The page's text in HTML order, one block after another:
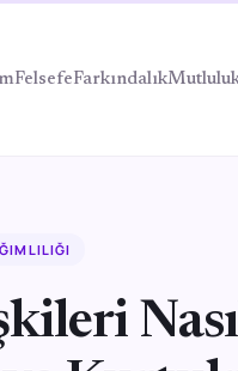
FelsefeFarkındalık